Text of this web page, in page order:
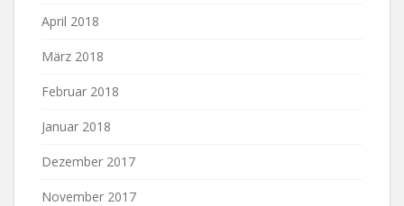
April 2018
März 2018
Februar 2018
Januar 2018
Dezember 2017
November 2017